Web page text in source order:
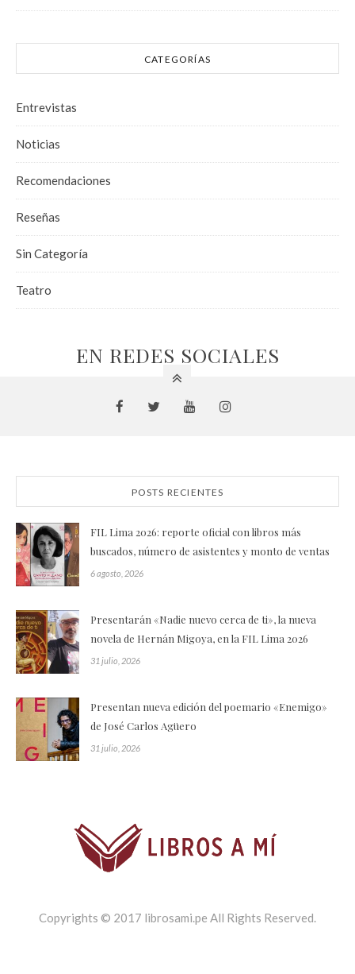
CATEGORÍAS
Entrevistas
Noticias
Recomendaciones
Reseñas
Sin Categoría
Teatro
EN REDES SOCIALES
POSTS RECIENTES
FIL Lima 2026: reporte oficial con libros más
buscados, número de asistentes y monto de ventas
6 agosto, 2026
Presentarán «Nadie nuevo cerca de ti», la nueva
novela de Hernán Migoya, en la FIL Lima 2026
31 julio, 2026
Presentan nueva edición del poemario «Enemigo»
de José Carlos Agüero
31 julio, 2026
Copyrights © 2017 librosami.pe All Rights Reserved.